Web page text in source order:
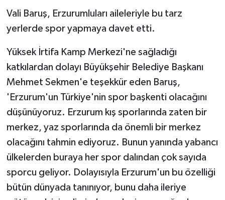
Vali Baruş, Erzurumluları aileleriyle bu tarz
yerlerde spor yapmaya davet etti.
Yüksek İrtifa Kamp Merkezi'ne sağladığı
katkılardan dolayı Büyükşehir Belediye Başkanı
Mehmet Sekmen'e teşekkür eden Baruş,
'Erzurum'un Türkiye'nin spor başkenti olacağını
düşünüyoruz. Erzurum kış sporlarında zaten bir
merkez, yaz sporlarında da önemli bir merkez
olacağını tahmin ediyoruz. Bunun yanında yabancı
ülkelerden buraya her spor dalından çok sayıda
sporcu geliyor. Dolayısıyla Erzurum'un bu özelliği
bütün dünyada tanınıyor, bunu daha ileriye